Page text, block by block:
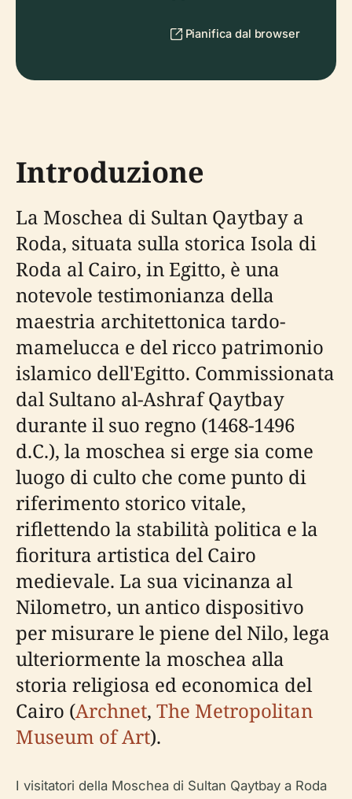
Pianifica dal browser
Introduzione
La Moschea di Sultan Qaytbay a
Roda, situata sulla storica Isola di
Roda al Cairo, in Egitto, è una
notevole testimonianza della
maestria architettonica tardo-
mamelucca e del ricco patrimonio
islamico dell'Egitto. Commissionata
dal Sultano al-Ashraf Qaytbay
durante il suo regno (1468-1496
d.C.), la moschea si erge sia come
luogo di culto che come punto di
riferimento storico vitale,
riflettendo la stabilità politica e la
fioritura artistica del Cairo
medievale. La sua vicinanza al
Nilometro, un antico dispositivo
per misurare le piene del Nilo, lega
ulteriormente la moschea alla
storia religiosa ed economica del
Cairo (Archnet, The Metropolitan
Museum of Art).
I visitatori della Moschea di Sultan Qaytbay a Roda